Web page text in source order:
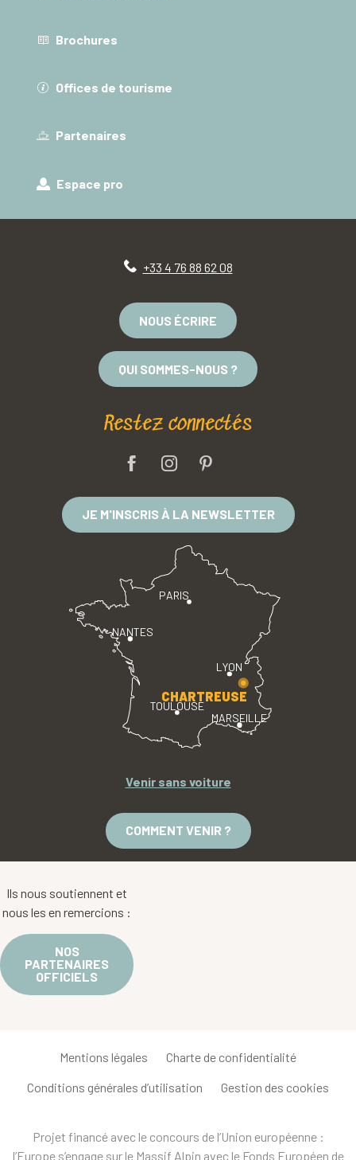
Brochures
Offices de tourisme
Partenaires
Espace pro
+33 4 76 88 62 08
NOUS ÉCRIRE
QUI SOMMES-NOUS ?
Restez connectés
JE M'INSCRIS À LA NEWSLETTER
PARIS
LYON
TOULOUSE
MARSEILLE
NANTES
CHARTREUSE
Venir sans voiture
COMMENT VENIR ?
Ils nous soutiennent et
nous les en remercions :
NOS
PARTENAIRES
OFFICIELS
Mentions légales Charte de confidentialité
Conditions générales d’utilisation Gestion des cookies
Projet financé avec le concours de l’Union européenne :
l’Europe s’engage sur le Massif Alpin avec le Fonds Européen de